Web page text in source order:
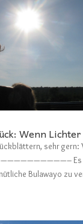
Wenn
sehr gern:
Es
Bulawayo zu